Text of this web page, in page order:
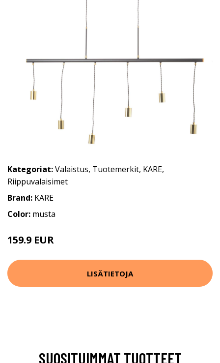
Kategoriat:Valaistus, Tuotemerkit, KARE,
Riippuvalaisimet
Brand: KARE
Color: musta
159.9 EUR
LISÄTIETOJA
SUOSITUIMMAT TUOTTEET